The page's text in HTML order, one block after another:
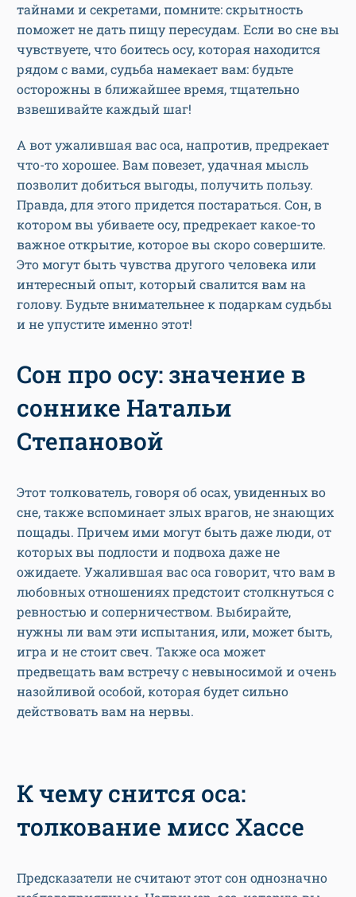
тайнами и секретами, помните: скрытность
поможет не дать пищу пересудам. Если во сне вы
чувствуете, что боитесь осу, которая находится
рядом с вами, судьба намекает вам: будьте
осторожны в ближайшее время, тщательно
взвешивайте каждый шаг!
А вот ужалившая вас оса, напротив, предрекает
что-то хорошее. Вам повезет, удачная мысль
позволит добиться выгоды, получить пользу.
Правда, для этого придется постараться. Сон, в
котором вы убиваете осу, предрекает какое-то
важное открытие, которое вы скоро совершите.
Это могут быть чувства другого человека или
интересный опыт, который свалится вам на
голову. Будьте внимательнее к подаркам судьбы
и не упустите именно этот!
Сон про осу: значение в
соннике Натальи
Степановой
Этот толкователь, говоря об осах, увиденных во
сне, также вспоминает злых врагов, не знающих
пощады. Причем ими могут быть даже люди, от
которых вы подлости и подвоха даже не
ожидаете. Ужалившая вас оса говорит, что вам в
любовных отношениях предстоит столкнуться с
ревностью и соперничеством. Выбирайте,
нужны ли вам эти испытания, или, может быть,
игра и не стоит свеч. Также оса может
предвещать вам встречу с невыносимой и очень
назойливой особой, которая будет сильно
действовать вам на нервы.
К чему снится оса:
толкование мисс Хассе
Предсказатели не считают этот сон однозначно